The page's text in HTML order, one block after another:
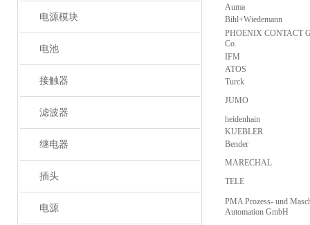
电源模块
电池
接触器
滤波器
继电器
插头
电源
Auma
Bihl+Wiedemann
PHOENIX CONTACT
Co.
IFM
ATOS
Turck
JUMO
heidenhain
KUEBLER
Bender
MARECHAL
TELE
PMA Prozess- und
Automation GmbH